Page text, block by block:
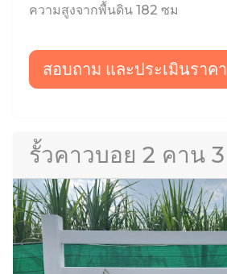
ความสูงจากพื้นดิน 182 ซม
สอบถาม และประเมินราคา
รั้วคาวบอย 2 คาน